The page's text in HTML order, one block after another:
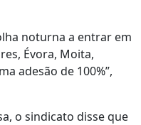
noturna a entrar em
Évora, Moita,
adesão de 100%”,
o sindicato disse que